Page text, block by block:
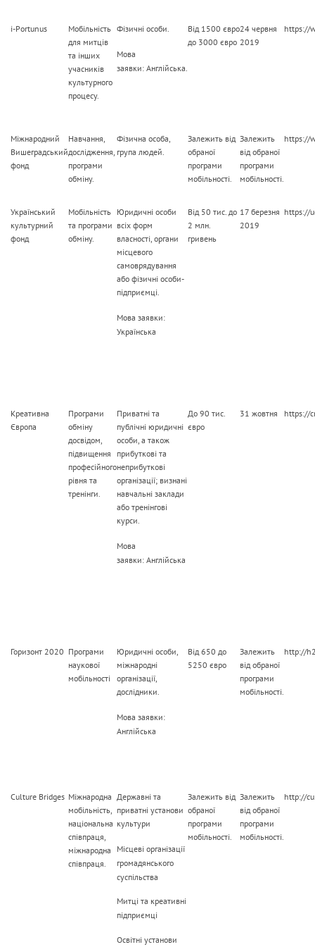
i-Portunus
Мобільність
для митців
та інших
учасників
культурного
процесу.
Фізичні особи.
Мова
заявки: Англійська.
Від 1500 євро
до 3000 євро
24 червня
2019
https://
Міжнародний
Вишеградський
фонд
Навчання,
дослідження,
програми
обміну.
Фізична особа,
група людей.
Залежить від
обраної
програми
мобільності.
Залежить
від обраної
програми
мобільності.
https://
Український
культурний
фонд
Мобільність
та програми
обміну.
Юридичні особи
всіх форм
власності, органи
місцевого
самоврядування
або фізичні особи-
підприємці.
Мова заявки:
Українська
Від 50 тис. до
2 млн.
гривень
17 березня
2019
https://
Креативна
Європа
Програми
обміну
досвідом,
підвищення
професійного
рівня та
тренінги.
Приватні та
публічні юридичні
особи, а також
прибуткові та
неприбуткові
організації; визнані
навчальні заклади
або тренінгові
курси.
Мова
заявки: Англійська
До 90 тис.
євро
31 жовтня https://
Горизонт 2020 Програми
наукової
мобільності
Юридичні особи,
міжнародні
організації,
дослідники.
Мова заявки:
Англійська
Від 650 до
5250 євро
Залежить
від обраної
програми
мобільності.
http://
Culture Bridges Міжнародна
мобільність,
національна
співпраця,
міжнародна
співпраця.
Державні та
приватні установи
культури
Місцеві організації
громадянського
суспільства
Митці та креативні
підприємці
Освітні установи
Залежить від
обраної
програми
мобільності.
Залежить
від обраної
програми
мобільності.
http://